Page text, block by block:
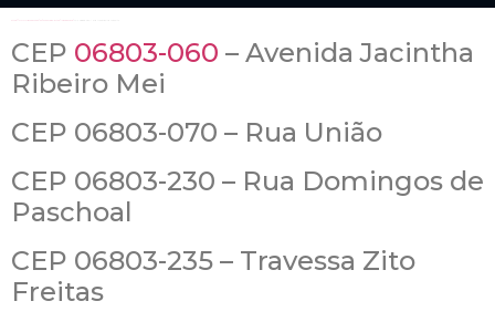
CEP 06803-060 – Avenida Jacintha
Ribeiro Mei
CEP 06803-070 – Rua União
CEP 06803-230 – Rua Domingos de
Paschoal
CEP 06803-235 – Travessa Zito
Freitas